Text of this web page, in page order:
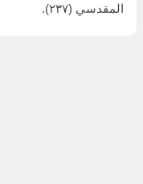
المقدسي (٢٣٧).